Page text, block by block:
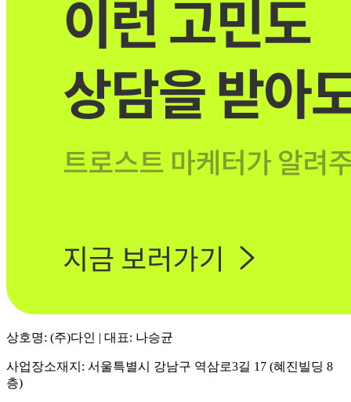
상호명: (주)다인 | 대표: 나승균
사업장소재지: 서울특별시 강남구 역삼로3길 17 (혜진빌딩 8
층)